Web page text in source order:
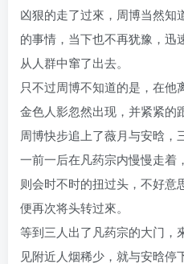
凶狠的走了过來，周博当然知
的事情，当下也不再犹豫，迅
从人群中窜了出去。
只不过周博不知道的是，在他
金色人影忽然出现，并紧紧的
周博快步追上了薇月与安晗，
一前一后在凡药宗内慢慢走着
则会时不时的扭过头，不好意
便再次将头转过來。
等到三人出了凡药宗的大门，
见附近人烟稀少，就与安晗